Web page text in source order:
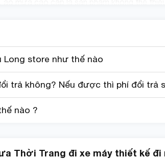
cấp sự kết hợp hoàn hảo giữa chất lượng
nghiệm những ngày mưa mà không lo lắng!
Long store như thế nào
trả không? Nếu được thì phí đổi trả
nào ?
Thời Trang đi xe máy thiết kế